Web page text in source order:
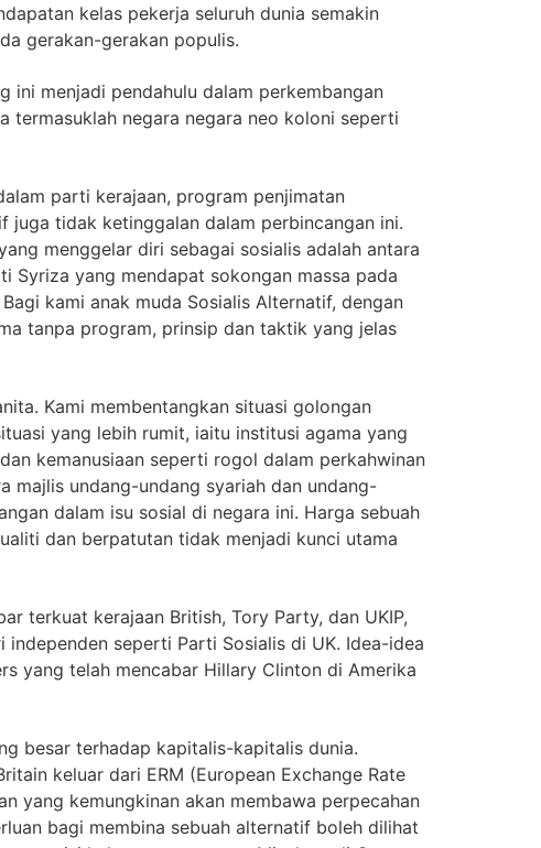
kelas pekerja seluruh dunia semakin
gerakan-gerakan populis.
ini menjadi pendahulu dalam perkembangan
termasuklah negara negara neo koloni seperti
parti kerajaan, program penjimatan
juga tidak ketinggalan dalam perbincangan ini.
menggelar diri sebagai sosialis adalah antara
Syriza yang mendapat sokongan massa pada
kami anak muda Sosialis Alternatif, dengan
tanpa program, prinsip dan taktik yang jelas
Kami membentangkan situasi golongan
yang lebih rumit, iaitu institusi agama yang
kemanusiaan seperti rogol dalam perkahwinan
majlis undang-undang syariah dan undang-
dalam isu sosial di negara ini. Harga sebuah
dan berpatutan tidak menjadi kunci utama
terkuat kerajaan British, Tory Party, dan UKIP,
seperti Parti Sosialis di UK. Idea-idea
yang telah mencabar Hillary Clinton di Amerika
besar terhadap kapitalis-kapitalis dunia.
keluar dari ERM (European Exchange Rate
yang kemungkinan akan membawa perpecahan
bagi membina sebuah alternatif boleh dilihat